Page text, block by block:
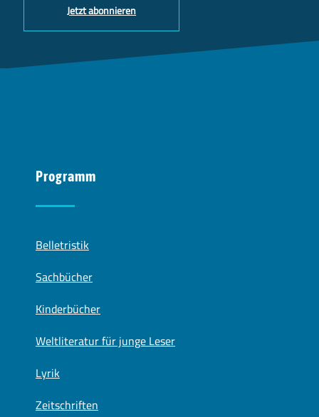
Jetzt abonnieren
Programm
Belletristik
Sachbücher
Kinderbücher
Weltliteratur für junge Leser
Lyrik
Zeitschriften